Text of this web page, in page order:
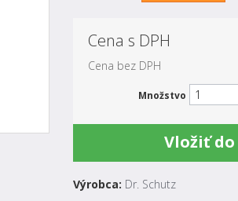
Cena s DPH
Cena bez DPH
Množstvo
Vložiť
Výrobca: Dr. Schutz